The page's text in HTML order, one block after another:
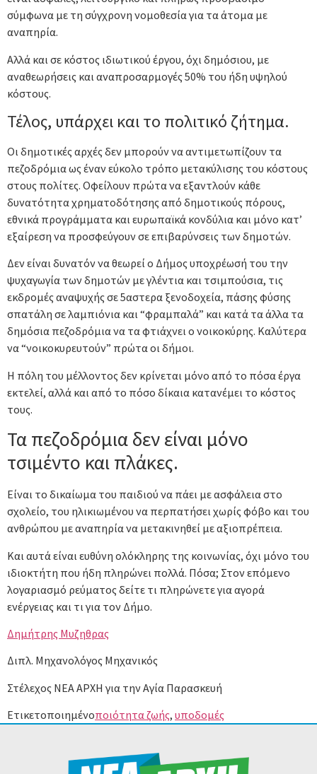
σύμφωνα με τη σύγχρονη νομοθεσία για τα άτομα με
αναπηρία.
Αλλά και σε κόστος ιδιωτικού έργου, όχι δημόσιου, με
αναθεωρήσεις και αναπροσαρμογές 50% του ήδη υψηλού
κόστους.
Τέλος, υπάρχει και το πολιτικό ζήτημα.
Οι δημοτικές αρχές δεν μπορούν να αντιμετωπίζουν τα
πεζοδρόμια ως έναν εύκολο τρόπο μετακύλισης του κόστους
στους πολίτες. Οφείλουν πρώτα να εξαντλούν κάθε
δυνατότητα χρηματοδότησης από δημοτικούς πόρους,
εθνικά προγράμματα και ευρωπαϊκά κονδύλια και μόνο κατ’
εξαίρεση να προσφεύγουν σε επιβαρύνσεις των δημοτών.
Δεν είναι δυνατόν να θεωρεί ο Δήμος υποχρέωσή του την
ψυχαγωγία των δημοτών με γλέντια και τσιμπούσια, τις
εκδρομές αναψυχής σε 5αστερα ξενοδοχεία, πάσης φύσης
σπατάλη σε λαμπιόνια και “φραμπαλά” και κατά τα άλλα τα
δημόσια πεζοδρόμια να τα φτιάχνει ο νοικοκύρης. Καλύτερα
να “νοικοκυρευτούν” πρώτα οι δήμοι.
Η πόλη του μέλλοντος δεν κρίνεται μόνο από το πόσα έργα
εκτελεί, αλλά και από το πόσο δίκαια κατανέμει το κόστος
τους.
Τα πεζοδρόμια δεν είναι μόνο
τσιμέντο και πλάκες.
Είναι το δικαίωμα του παιδιού να πάει με ασφάλεια στο
σχολείο, του ηλικιωμένου να περπατήσει χωρίς φόβο και του
ανθρώπου με αναπηρία να μετακινηθεί με αξιοπρέπεια.
Και αυτά είναι ευθύνη ολόκληρης της κοινωνίας, όχι μόνο του
ιδιοκτήτη που ήδη πληρώνει πολλά. Πόσα; Στον επόμενο
λογαριασμό ρεύματος δείτε τι πληρώνετε για αγορά
ενέργειας και τι για τον Δήμο.
Δημήτρης Μυζηθρας
Διπλ. Μηχανολόγος Μηχανικός
Στέλεχος ΝΕΑ ΑΡΧΗ για την Αγία Παρασκευή
Ετικετοποιημένοποιότητα ζωής, υποδομές